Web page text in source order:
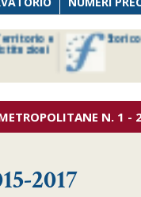
America
Latina
N. 1 -
2017